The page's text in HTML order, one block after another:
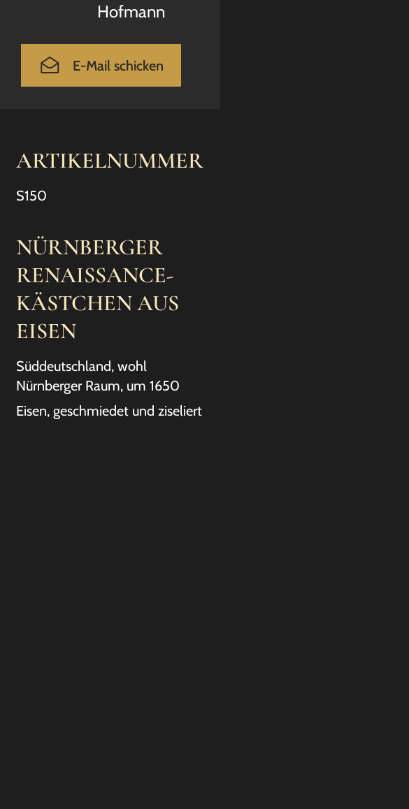
Hofmann
E-Mail schicken
ARTIKELNUMMER
S150
NÜRNBERGER
RENAISSANCE-
KÄSTCHEN AUS
EISEN
Süddeutschland, wohl
Nürnberger Raum, um 1650
Eisen, geschmiedet und ziseliert